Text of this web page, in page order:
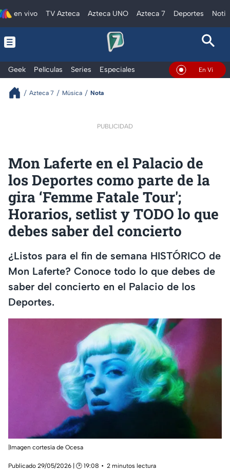
en vivo TV Azteca Azteca UNO Azteca 7 Deportes
Geek Películas Series Especiales En Vivo
Azteca 7 Música Nota
PUBLICIDAD
Mon Laferte en el Palacio de
los Deportes como parte de la
gira ‘Femme Fatale Tour';
Horarios, setlist y TODO lo que
debes saber del concierto
¿Listos para el fin de semana HISTÓRICO de
Mon Laferte? Conoce todo lo que debes de
saber del concierto en el Palacio de los
Deportes.
|Imagen cortesía de Ocesa
Publicado 29/05/2026 | 🕑 19:08
2 minutos lectura